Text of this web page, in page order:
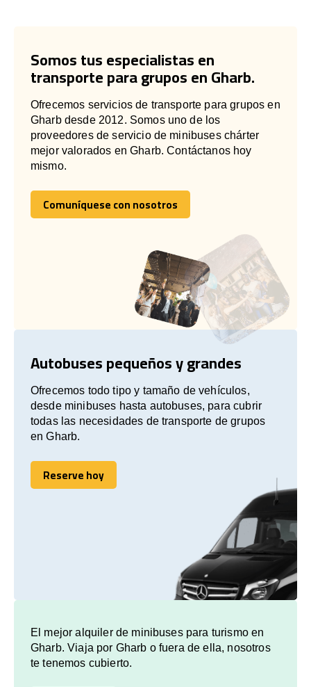
Somos tus especialistas en
transporte para grupos en Gharb.
Ofrecemos servicios de transporte para grupos en
Gharb desde 2012. Somos uno de los
proveedores de servicio de minibuses chárter
mejor valorados en Gharb. Contáctanos hoy
mismo.
Comuníquese con nosotros
Comuníquese con nosotros
Autobuses pequeños y grandes
Ofrecemos todo tipo y tamaño de vehículos,
desde minibuses hasta autobuses, para cubrir
todas las necesidades de transporte de grupos
en Gharb.
Reserve hoy
Reserve hoy
El mejor alquiler de minibuses para turismo en
Gharb. Viaja por Gharb o fuera de ella, nosotros
te tenemos cubierto.